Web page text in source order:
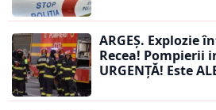
ARGEȘ. Explozie
Recea! Pompierii
URGENȚĂ! Este